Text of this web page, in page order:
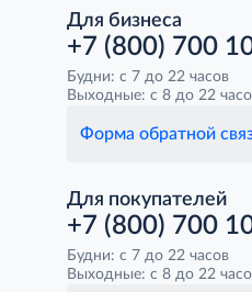
Для бизнеса
+7 (800) 700
Будни: с 7 до 22 часов
Выходные: с 8 до 22
Форма обратной
Для покупателей
+7 (800) 700
Будни: с 7 до 22 часов
Выходные: с 8 до 22